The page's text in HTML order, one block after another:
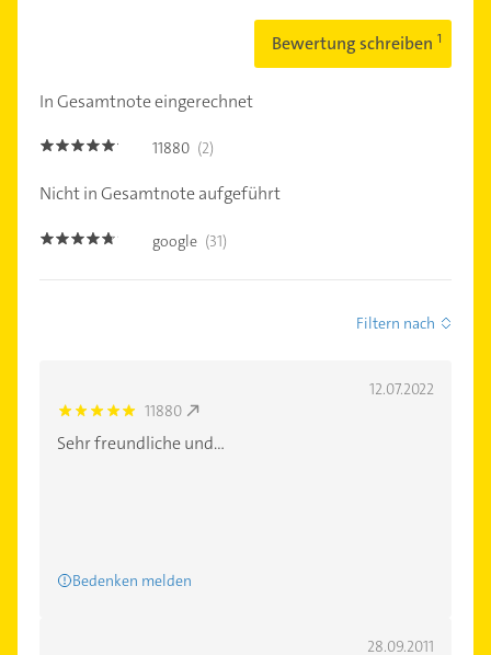
Bewertung schreiben
In Gesamtnote eingerechnet
5.0 11880 (2)
Nicht in Gesamtnote aufgeführt
4.6 google (31)
Filtern nach
12.07.2022
5.0 11880
Sehr freundliche und...
Bedenken melden
28.09.2011